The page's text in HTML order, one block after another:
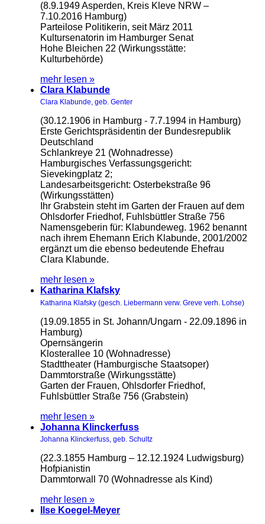
(8.9.1949 Asperden, Kreis Kleve NRW –
7.10.2016 Hamburg)
Parteilose Politikerin, seit März 2011
Kultursenatorin im Hamburger Senat
Hohe Bleichen 22 (Wirkungsstätte:
Kulturbehörde)
mehr lesen »
Clara Klabunde
Clara Klabunde, geb. Genter
(30.12.1906 in Hamburg - 7.7.1994 in Hamburg)
Erste Gerichtspräsidentin der Bundesrepublik
Deutschland
Schlankreye 21 (Wohnadresse)
Hamburgisches Verfassungsgericht:
Sievekingplatz 2;
Landesarbeitsgericht: Osterbekstraße 96
(Wirkungsstätten)
Ihr Grabstein steht im Garten der Frauen auf dem
Ohlsdorfer Friedhof, Fuhlsbüttler Straße 756
Namensgeberin für: Klabundeweg. 1962 benannt
nach ihrem Ehemann Erich Klabunde, 2001/2002
ergänzt um die ebenso bedeutende Ehefrau
Clara Klabunde.
mehr lesen »
Katharina Klafsky
Katharina Klafsky (gesch. Liebermann verw. Greve verh. Lohse)
(19.09.1855 in St. Johann/Ungarn - 22.09.1896 in
Hamburg)
Opernsängerin
Klosterallee 10 (Wohnadresse)
Stadttheater (Hamburgische Staatsoper)
Dammtorstraße (Wirkungsstätte)
Garten der Frauen, Ohlsdorfer Friedhof,
Fuhlsbüttler Straße 756 (Grabstein)
mehr lesen »
Johanna Klinckerfuss
Johanna Klinckerfuss, geb. Schultz
(22.3.1855 Hamburg – 12.12.1924 Ludwigsburg)
Hofpianistin
Dammtorwall 70 (Wohnadresse als Kind)
mehr lesen »
Ilse Koegel-Meyer